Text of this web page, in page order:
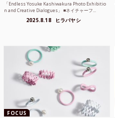
「Endless Yosuke Kashiwakura Photo Exhibitio
n and Creative Dialogues」 ■ネイチャーフ...
2025.8.18 ヒラバヤシ
FOCUS